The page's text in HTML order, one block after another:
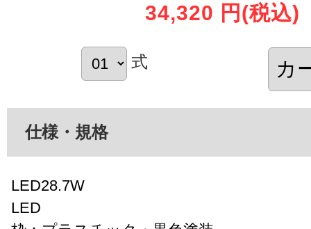
34,320 円 (税込)
式
仕様・規格
LED28.7W
LED